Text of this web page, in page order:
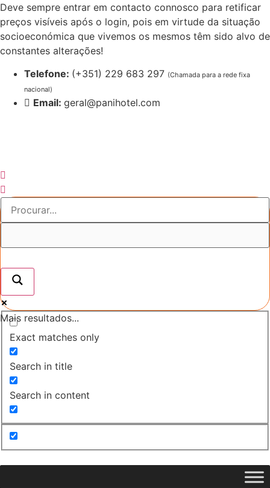
Pular
para
o
conteúdo
Deve sempre entrar em contacto connosco para retificar
preços visíveis após o login, pois em virtude da situação
socioeconómica que vivemos os mesmos têm sido alvo de
constantes alterações!
Telefone: (+351) 229 683 297 (Chamada para a rede fixa
nacional)
Email: geral@panihotel.com
Mais resultados...
Exact matches only
Search in title
Search in content